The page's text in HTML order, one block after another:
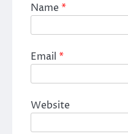
Name*
Email *
Website